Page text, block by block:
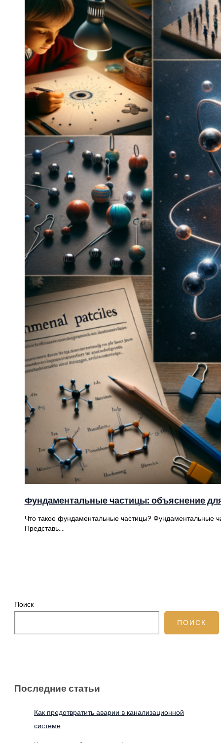
Фундаментальные частицы: объяснение
Что такое фундаментальные частицы? Фундаментальные
Представь,…
Поиск
ПОИСК
Последние статьи
Как предотвратить аварии в канализационной
системе